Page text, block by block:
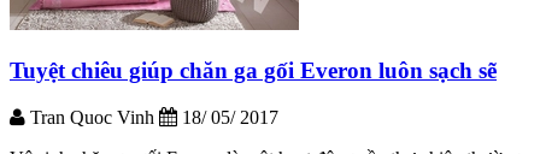
Tuyệt chiêu giúp chăn ga gối Everon luôn sạch sẽ
Tran Quoc Vinh
18/ 05/ 2017